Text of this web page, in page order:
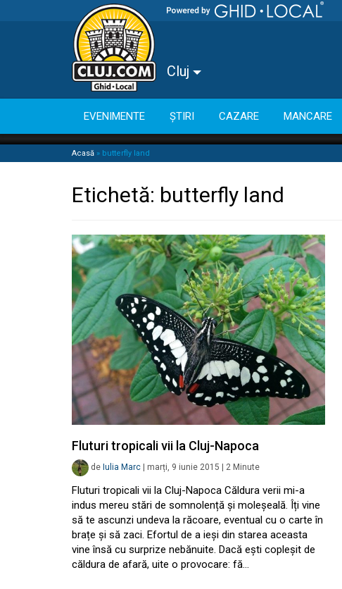
Cluj
EVENIMENTE ȘTIRI CAZARE MANCARE
Acasă » butterfly land
Etichetă: butterfly land
Fluturi tropicali vii la Cluj-Napoca
de Iulia Marc marți, 9 iunie 2015 2 Minute
Fluturi tropicali vii la Cluj-Napoca Căldura verii mi-a
indus mereu stări de somnolență și moleșeală. Îți vine
să te ascunzi undeva la răcoare, eventual cu o carte în
brațe și să zaci. Efortul de a ieși din starea aceasta
vine însă cu surprize nebănuite. Dacă ești copleșit de
căldura de afară, uite o provocare: fă…